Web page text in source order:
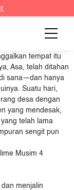
tempat itu
Asa, telah ditahan
sana—dan hanya
Suatu hari,
desa dengan
yang mendesak,
telah lama
sengit pun
Musim 4
menjalin